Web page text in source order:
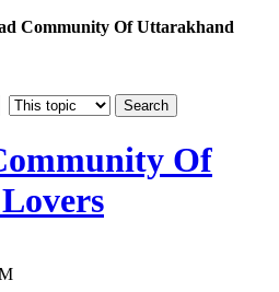
Community Of Uttarakhand
Of